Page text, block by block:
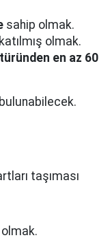
sahip olmak.
olmak.
en az 60
taşıması